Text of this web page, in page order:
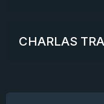
CHARLAS